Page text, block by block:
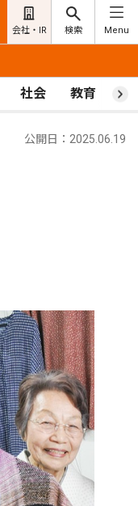
会社・IR 検索 Menu
社会 教育 ス
公開日：2025.06.19